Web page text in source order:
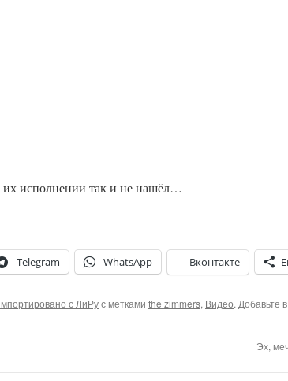
исполнении так и не нашёл…
Telegram WhatsApp Вконтакте
с ЛиРус метками the zimmers, Видео. Добавьте
Эх,